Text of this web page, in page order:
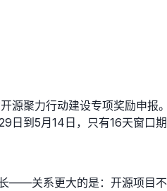
聚力行动建设专项奖励申
到5月14日，只有16天窗口期
关系更大的是：开源项目